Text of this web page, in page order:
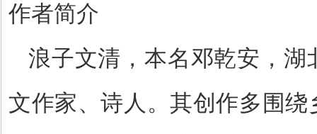
作者简介
浪子文清，本名邓乾安，湖
文作家、诗人。其创作多围